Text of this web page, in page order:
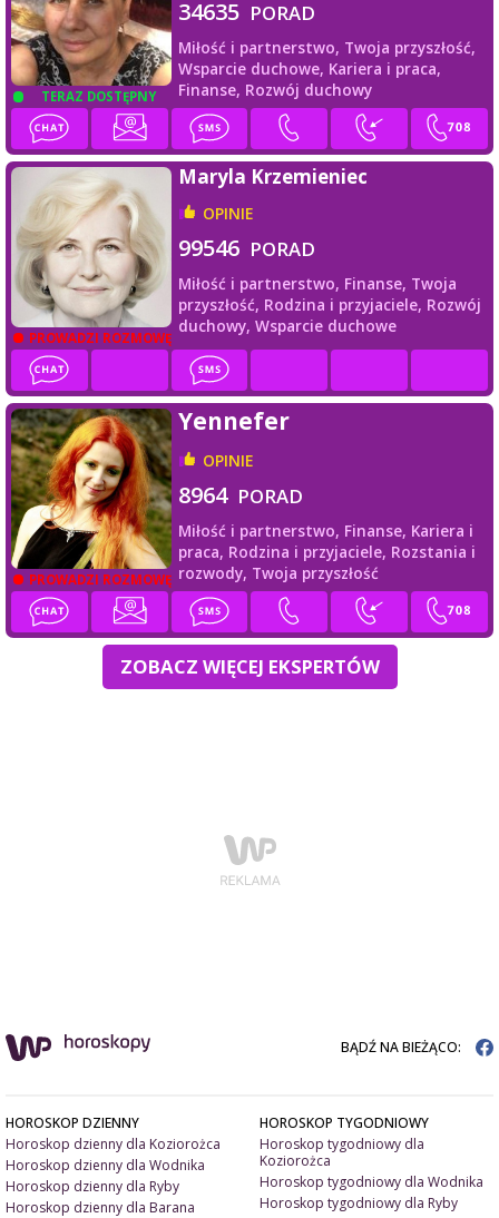
TERAZ DOSTĘPNY
34635 PORAD
Miłość i partnerstwo, Twoja przyszłość,
Wsparcie duchowe, Kariera i praca,
Finanse, Rozwój duchowy
PROWADZI ROZMOWĘ
Maryla Krzemieniec
OPINIE
99546 PORAD
Miłość i partnerstwo, Finanse, Twoja
przyszłość, Rodzina i przyjaciele, Rozwój
duchowy, Wsparcie duchowe
PROWADZI ROZMOWĘ
Yennefer
OPINIE
8964 PORAD
Miłość i partnerstwo, Finanse, Kariera i
praca, Rodzina i przyjaciele, Rozstania i
rozwody, Twoja przyszłość
ZOBACZ WIĘCEJ EKSPERTÓW
BĄDŹ NA BIEŻĄCO:
HOROSKOP DZIENNY
Horoskop dzienny dla Koziorożca
Horoskop dzienny dla Wodnika
Horoskop dzienny dla Ryby
Horoskop dzienny dla Barana
HOROSKOP TYGODNIOWY
Horoskop tygodniowy dla
Koziorożca
Horoskop tygodniowy dla Wodnika
Horoskop tygodniowy dla Ryby